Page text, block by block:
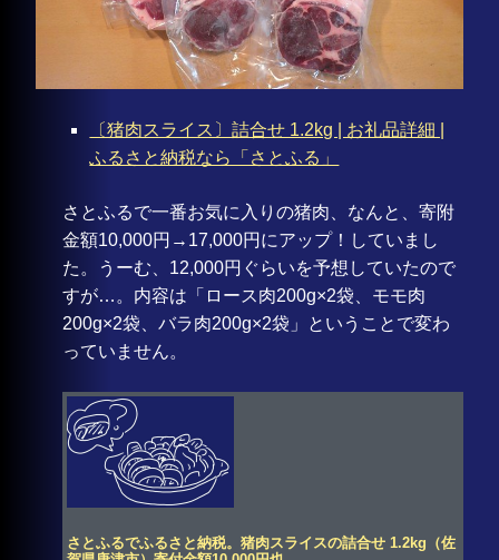
〔猪肉スライス〕詰合せ 1.2kg | お礼品詳細 |
ふるさと納税なら「さとふる」
さとふるで一番お気に入りの猪肉、なんと、寄附
金額10,000円→17,000円にアップ！していまし
た。うーむ、12,000円ぐらいを予想していたので
すが…。内容は「ロース肉200g×2袋、モモ肉
200g×2袋、バラ肉200g×2袋」ということで変わ
っていません。
さとふるでふるさと納税。猪肉スライスの詰合せ 1.2kg（佐